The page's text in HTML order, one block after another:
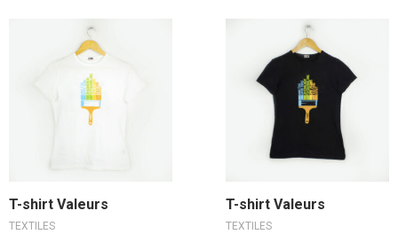
Ajouter au panier
T-shirt Valeurs
TEXTILES
Ajouter au panier
T-shirt Valeurs
TEXTILES